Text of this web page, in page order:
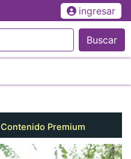
ingresar
Buscar
Contenido Premium